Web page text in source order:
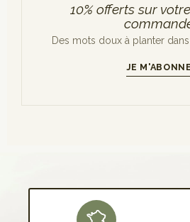
10% offerts sur
Des mots doux à planter dans
JE M'ABONNE
S'INSCRIRE